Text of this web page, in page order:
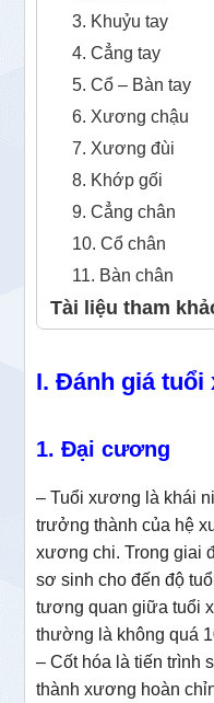
3. Khuỷu tay
4. Cẳng tay
5. Cổ – Bàn tay
6. Xương chậu
7. Xương đùi
8. Khớp gối
9. Cẳng chân
10. Cổ chân
11. Bàn chân
Tài liệu tham
I. Đánh giá
1. Đại cương
– Tuổi xương là khái
trưởng thành của hệ
xương chi. Trong giai
sơ sinh cho đến độ
tương quan giữa tuổi
thường là không quá
– Cốt hóa là tiến trình
thành xương hoàn